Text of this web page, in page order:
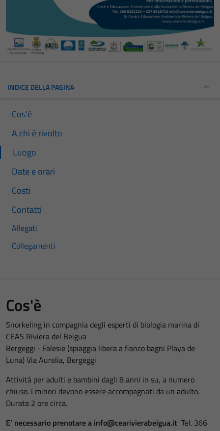
INDICE DELLA PAGINA
Cos'è
A chi è rivolto
Luogo
Date e orari
Costi
Contatti
Allegati
Collegamenti
Cos'è
Snorkeling in compagnia degli esperti di biologia marina di
CEAS Riviera del Beigua
Bergeggi - Falesie (spiaggia libera a fianco bagni Playa de
Luna)Via Aurelia, Bergeggi
Attività per adulti e bambini dagli 8 anni in su, a numero
chiuso. I minori devono essere accompagnati da un adulto.
Durata 2 ore circa.
E’ necessario prenotare a info@cearivierabeigua.it Tel. 366